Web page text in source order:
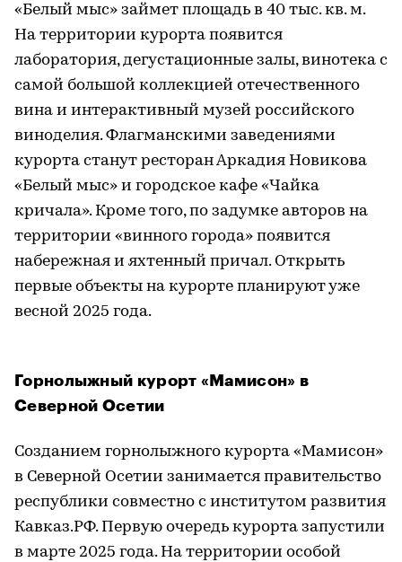
«Белый мыс» займет площадь в 40 тыс. кв. м.
На территории курорта появится
лаборатория, дегустационные залы, винотека с
самой большой коллекцией отечественного
вина и интерактивный музей российского
виноделия. Флагманскими заведениями
курорта станут ресторан Аркадия Новикова
«Белый мыс» и городское кафе «Чайка
кричала». Кроме того, по задумке авторов на
территории «винного города» появится
набережная и яхтенный причал. Открыть
первые объекты на курорте планируют уже
весной 2025 года.
Горнолыжный курорт «Мамисон» в
Северной Осетии
Созданием горнолыжного курорта «Мамисон»
в Северной Осетии занимается правительство
республики совместно с институтом развития
Кавказ.РФ. Первую очередь курорта запустили
в марте 2025 года. На территории особой